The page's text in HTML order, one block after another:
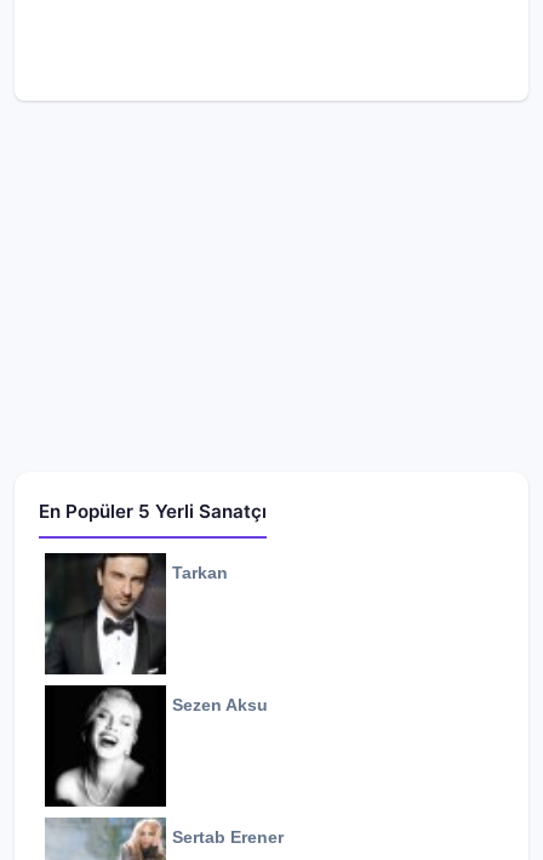
En Popüler 5 Yerli Sanatçı
Tarkan
Sezen Aksu
Sertab Erener